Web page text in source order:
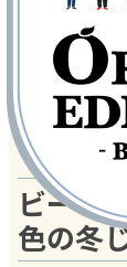
今月の
#ビーツ#り
ビーツ
色の冬